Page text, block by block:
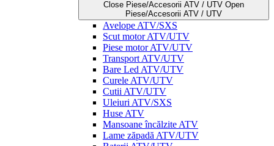
Close Piese/Accesorii ATV / UTV Open
Piese/Accesorii ATV / UTV
Avelope ATV/SXS
Scut motor ATV/UTV
Piese motor ATV/UTV
Transport ATV/UTV
Bare Led ATV/UTV
Curele ATV/UTV
Cutii ATV/UTV
Uleiuri ATV/SXS
Huse ATV
Mansoane încălzite ATV
Lame zăpadă ATV/UTV